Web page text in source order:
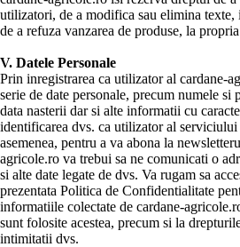
utilizatori, de a modifica sau elimina
de a refuza vanzarea de produse, la
V. Datele Personale
Prin inregistrarea ca utilizator al cardane-
serie de date personale, precum numele si
data nasterii dar si alte informatii cu
identificarea dvs. ca utilizator al
asemenea, pentru a va abona la
agricole.ro va trebui sa ne comunicati o
si alte date legate de dvs. Va rugam sa
prezentata Politica de Confidentialitate
informatiile colectate de cardane-
sunt folosite acestea, precum si la
intimitatii dvs.